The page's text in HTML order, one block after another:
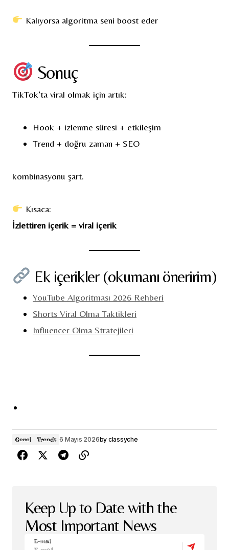
Kalıyorsa algoritma seni boost eder
Sonuç
TikTok’ta viral olmak için artık:
Hook + izlenme süresi + etkileşim
Trend + doğru zaman + SEO
kombinasyonu şart.
Kısaca:
İzlettiren içerik = viral içerik
Ek içerikler (okumanı öneririm)
YouTube Algoritması 2026 Rehberi
Shorts Viral Olma Taktikleri
Influencer Olma Stratejileri
Genel Trends 6 Mayıs 2026by classyche
Keep Up to Date with the
Most Important News
E-mail